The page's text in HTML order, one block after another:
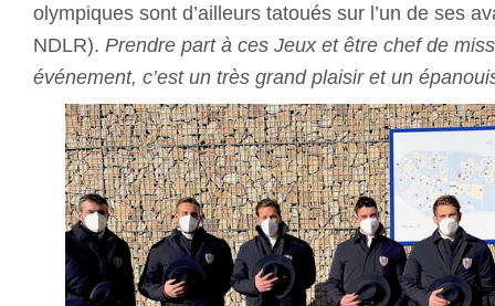
olympiques sont d’ailleurs tatoués sur l’un de ses
NDLR). Prendre part à ces Jeux et être chef de
événement, c’est un très grand plaisir et un